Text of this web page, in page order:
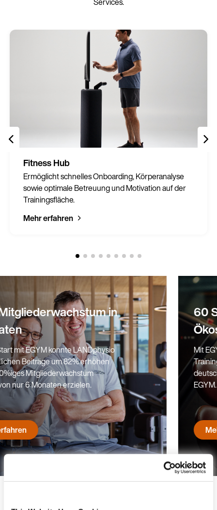
Fitness Hub
Ermöglicht schnelles Onboarding, Körperanalyse
sowie optimale Betreuung und Motivation auf der
Trainingsfläche.
Mehr erfahren
60 Studios mit dem EGYM
Ökosystem
Mit EGYM hat Fitness First die ganze
Trainingsfläche digitalisiert. Sie setzen
deutschlandweit in nahezu allen 60 Clubs auf
EGYM.
Mehr erfahren
Bist du bereit, dein Studio zu